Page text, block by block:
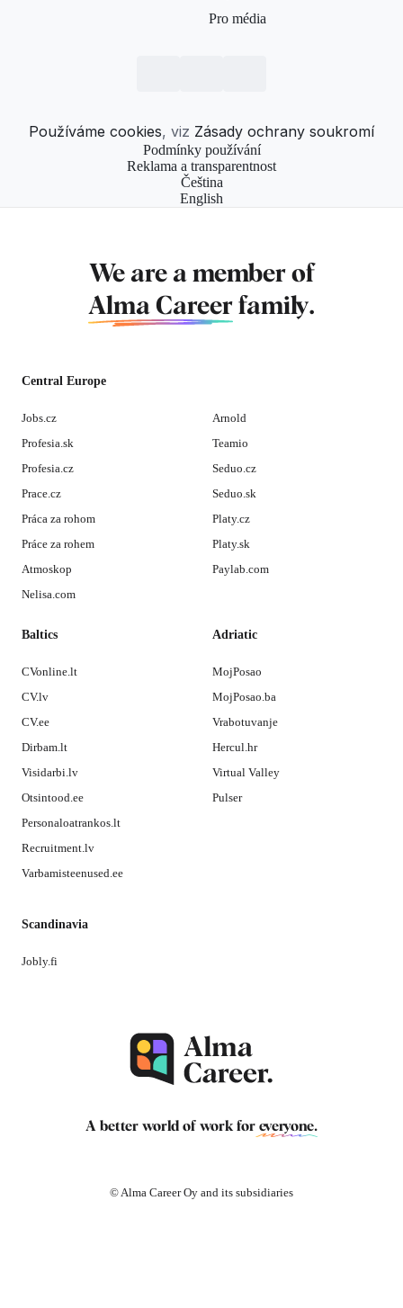
Pro média
Používáme cookies, viz Zásady ochrany soukromí
Podmínky používání
Reklama a transparentnost
Čeština
English
We are a member of
Alma Career family.
Central Europe
Jobs.cz
Profesia.sk
Profesia.cz
Prace.cz
Práca za rohom
Práce za rohem
Atmoskop
Nelisa.com
Arnold
Teamio
Seduo.cz
Seduo.sk
Platy.cz
Platy.sk
Paylab.com
Baltics
CVonline.lt
CV.lv
CV.ee
Dirbam.lt
Visidarbi.lv
Otsintood.ee
Personaloatrankos.lt
Recruitment.lv
Varbamisteenused.ee
Adriatic
MojPosao
MojPosao.ba
Vrabotuvanje
Hercul.hr
Virtual Valley
Pulser
Scandinavia
Jobly.fi
A better world of work for everyone.
© Alma Career Oy and its subsidiaries